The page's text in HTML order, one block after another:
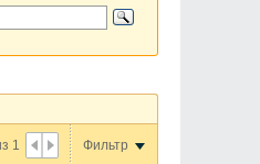
1 Фильтр